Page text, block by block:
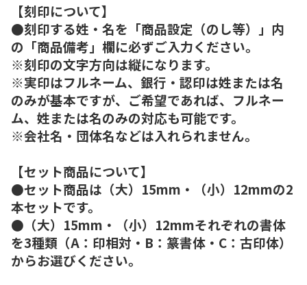
【刻印について】
●刻印する姓・名を「商品設定（のし等）」内
の「商品備考」欄に必ずご入力ください。
※刻印の文字方向は縦になります。
※実印はフルネーム、銀行・認印は姓または名
のみが基本ですが、ご希望であれば、フルネー
ム、姓または名のみの対応も可能です。
※会社名・団体名などは入れられません。
【セット商品について】
●セット商品は（大）15mm・（小）12mmの2
本セットです。
●（大）15mm・（小）12mmそれぞれの書体
を3種類（A：印相対・B：篆書体・C：古印体）
からお選びください。